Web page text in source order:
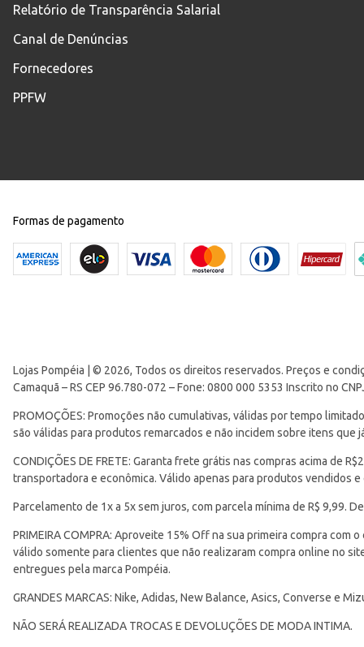
Relatório de Transparência Salarial
Canal de Denúncias
Fornecedores
PPFW
Formas de pagamento
Lojas Pompéia | © 2026, Todos os direitos reservados. Preços e
Camaquã – RS CEP 96.780-072 – Fone: 0800 000 5353 Inscrito no
PROMOÇÕES: Promoções não cumulativas, válidas por tempo
são válidas para produtos remarcados e não incidem sobre itens
CONDIÇÕES DE FRETE: Garanta frete grátis nas compras acima de
transportadora e econômica. Válido apenas para produtos vendidos
Parcelamento de 1x a 5x sem juros, com parcela mínima de R$ 9,99.
PRIMEIRA COMPRA: Aproveite 15% Off na sua primeira compra com
válido somente para clientes que não realizaram compra online no
entregues pela marca Pompéia.
GRANDES MARCAS: Nike, Adidas, New Balance, Asics, Converse e
NÃO SERÁ REALIZADA TROCAS E DEVOLUÇÕES DE MODA INTIMA.